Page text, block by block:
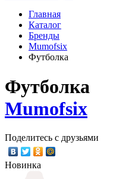
Главная
Каталог
Бренды
Mumofsix
Футболка
Футболка
Mumofsix
Поделитесь с друзьями
Новинка